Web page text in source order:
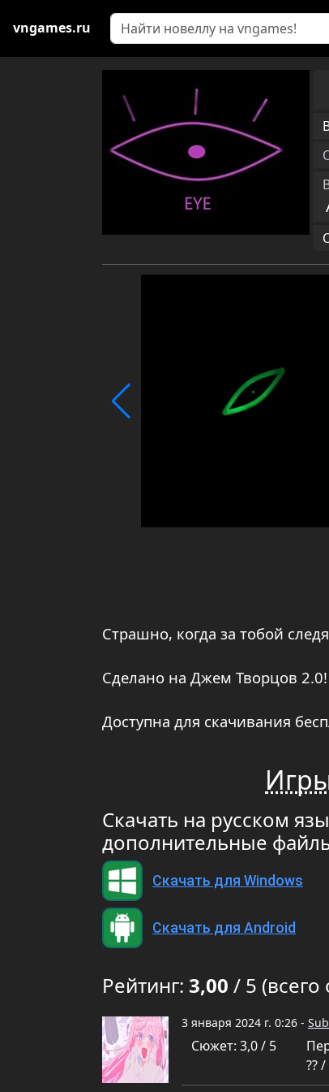
vngames.ru
Страшно, когда за тобой
Сделано на Джем Творцов 2.0!
Доступна для скачивания
Скачать на русском
дополнительные
Скачать для Windows
Скачать для Android
Рейтинг: 3,00 / 5
3 января 2024 г. 0:26 -
Сюжет: 3,0 / 5
??